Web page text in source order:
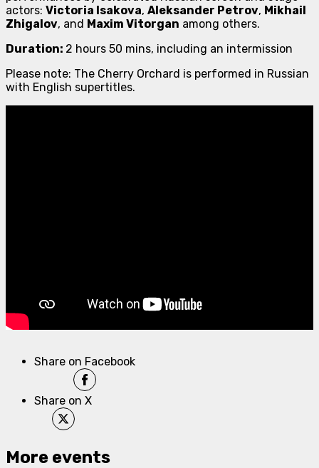
actors: Victoria Isakova, Aleksander Petrov, Mikhail
Zhigalov, and Maxim Vitorgan among others.
Duration: 2 hours 50 mins, including an intermission
Please note: The Cherry Orchard is performed in Russian
with English supertitles.
Share on Facebook
Share on X
More events